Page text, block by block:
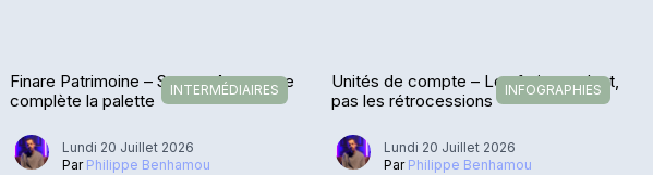
INTERMÉDIAIRES
Finare Patrimoine – Sateco Assurance
complète la palette
Lundi 20 Juillet 2026
Par Philippe Benhamou
INFOGRAPHIES
Unités de compte – Les frais reculent,
pas les rétrocessions
Lundi 20 Juillet 2026
Par Philippe Benhamou